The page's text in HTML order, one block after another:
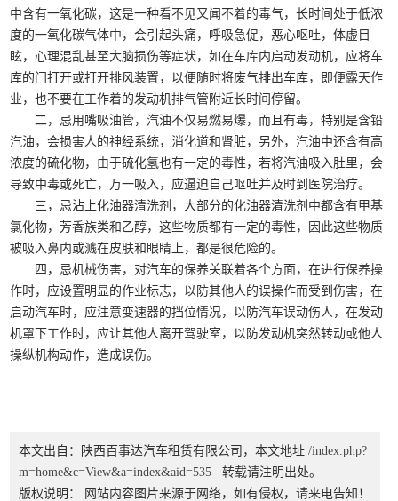
中含有一氧化碳，这是一种看不见又闻不着的毒气，长时间处于低浓
度的一氧化碳气体中，会引起头痛，呼吸急促，恶心呕吐，体虚目
眩，心理混乱甚至大脑损伤等症状，如在车库内启动发动机，应将车
库的门打开或打开排风装置，以便随时将废气排出车库，即便露天作
业，也不要在工作着的发动机排气管附近长时间停留。
二，忌用嘴吸油管，汽油不仅易燃易爆，而且有毒，特别是含铅
汽油，会损害人的神经系统，消化道和肾脏，另外，汽油中还含有高
浓度的硫化物，由于硫化氢也有一定的毒性，若将汽油吸入肚里，会
导致中毒或死亡，万一吸入，应逼迫自己呕吐并及时到医院治疗。
三，忌沾上化油器清洗剂，大部分的化油器清洗剂中都含有甲基
氯化物，芳香族类和乙醇，这些物质都有一定的毒性，因此这些物质
被吸入鼻内或溅在皮肤和眼睛上，都是很危险的。
四，忌机械伤害，对汽车的保养关联着各个方面，在进行保养操
作时，应设置明显的作业标志，以防其他人的误操作而受到伤害，在
启动汽车时，应注意变速器的挡位情况，以防汽车误动伤人，在发动
机罩下工作时，应让其他人离开驾驶室，以防发动机突然转动或他人
操纵机构动作，造成误伤。
本文出自：陕西百事达汽车租赁有限公司，本文地址/index.php?
m=home&c=View&a=index&aid=535 转载请注明出处。
版权说明： 网站内容图片来源于网络，如有侵权，请来电告知！